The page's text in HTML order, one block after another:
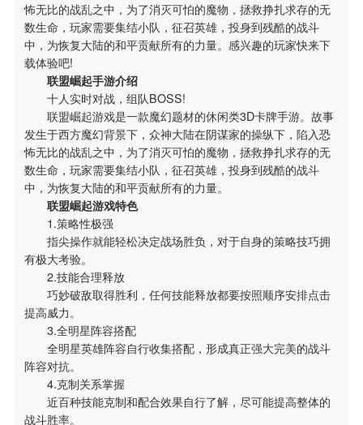
IE下载乐园
怖无比的战乱之中，为了消灭可怕的魔物，拯救挣扎求存的无
数生命，玩家需要集结小队，征召英雄，投身到残酷的战斗
中，为恢复大陆的和平贡献所有的力量。感兴趣的玩家快来下
载体验吧!
联盟崛起手游介绍
十人实时对战，组队BOSS!
联盟崛起游戏是一款魔幻题材的休闲类3D卡牌手游。故事
发生于西方魔幻背景下，众神大陆在阴谋家的操纵下，陷入恐
怖无比的战乱之中，为了消灭可怕的魔物，拯救挣扎求存的无
数生命，玩家需要集结小队，征召英雄，投身到残酷的战斗
中，为恢复大陆的和平贡献所有的力量。
联盟崛起游戏特色
1.策略性极强
指尖操作就能轻松决定战场胜负，对于自身的策略技巧拥
有极大考验。
2.技能合理释放
巧妙破敌取得胜利，任何技能释放都要按照顺序安排点击
提高威力。
3.全明星阵容搭配
全明星英雄阵容自行收集搭配，形成真正强大完美的战斗
阵容对抗。
4.克制关系掌握
近百种技能克制和配合效果自行了解，尽可能提高整体的
战斗胜率。